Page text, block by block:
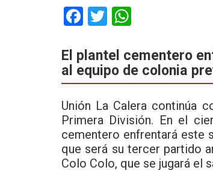
F
ce
b
o
k
T
tt
er
at
s
p
p
El plantel cementero
al equipo de colonia
Unión La Calera continúa
Primera División. En el
cementero enfrentará este
que será su tercer partido
Colo Colo, que se jugará el